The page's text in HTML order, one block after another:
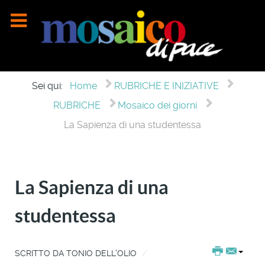
Sei qui: Home
RUBRICHE E INIZIATIVE
RUBRICHE
Mosaico dei giorni
La Sapienza di una studentessa
La Sapienza di una
studentessa
SCRITTO DA TONIO DELL'OLIO